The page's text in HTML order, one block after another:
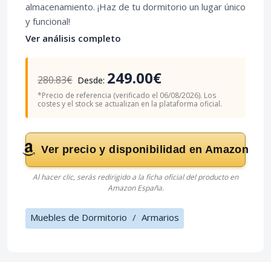
almacenamiento. ¡Haz de tu dormitorio un lugar único
y funcional!
Ver análisis completo
280.83€ Desde: 249.00€
*Precio de referencia (verificado el 06/08/2026). Los
costes y el stock se actualizan en la plataforma oficial.
Ver precio y disponibilidad en Amazon
Al hacer clic, serás redirigido a la ficha oficial del producto en
Amazon España.
Muebles de Dormitorio / Armarios